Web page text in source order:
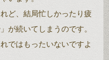
ど、結局忙しかったり疲
が続いてしまうのです。
ではもったいないですよ